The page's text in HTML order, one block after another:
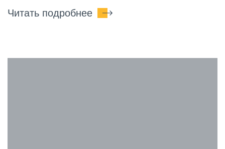
Читать подробнее